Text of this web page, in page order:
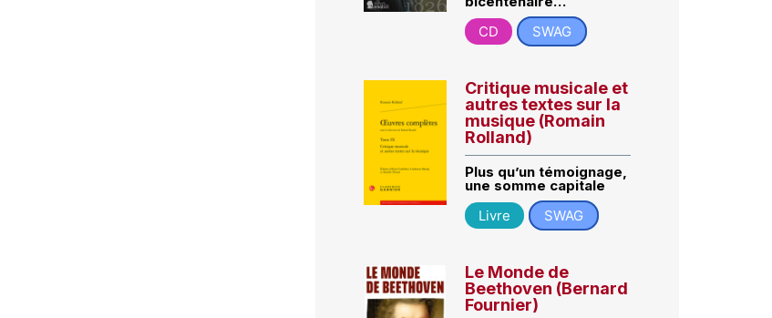
CD
SWAG
Critique musicale et
autres textes sur la
musique (Romain
Rolland)
Plus qu’un témoignage,
une somme capitale
Livre
SWAG
Le Monde de
Beethoven (Bernard
Fournier)